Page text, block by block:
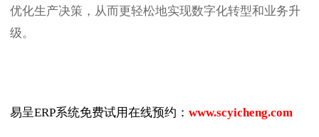
优化生产决策，从而更轻松地实现数字化转型和业务升
级。
易呈ERP系统免费试用在线预约： www.scyicheng.com